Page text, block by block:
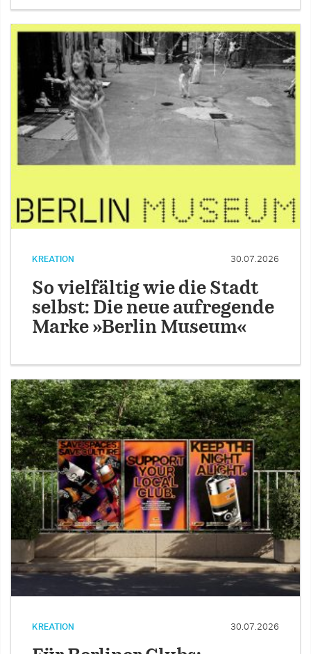
KREATION 30.07.2026
So vielfältig wie die Stadt
selbst: Die neue aufregende
Marke »Berlin Museum«
KREATION 30.07.2026